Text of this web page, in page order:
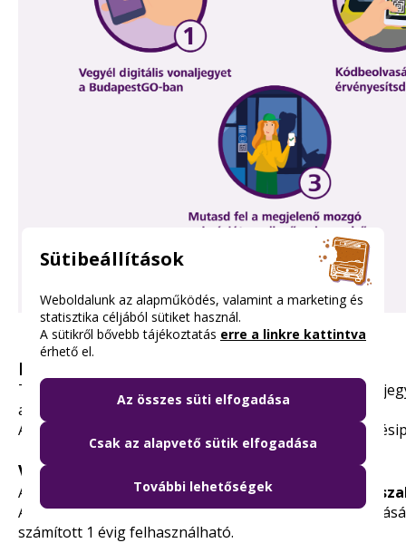
Hol vásárolható meg?
Töltsd le ingyenesen a BudapestGO vagy egyéb
applikációt és vásárold meg a mobiljegyedet online.
A vásárlási lehetőségeket megtalálod a
BKK
Visszaválthatóság
A fel nem használt jegyek visszaválthatók (
részletes
A mobil applikációkban vásárolt digitális vonaljegy a
számított 1 évig felhasználható.
Sütibeállítások
Weboldalunk az alapműködés, valamint a marketing és
statisztika céljából sütiket használ.
A sütikről bővebb tájékoztatás erre a linkre kattintva
érhető el.
Az összes süti elfogadása
Csak az alapvető sütik elfogadása
További lehetőségek